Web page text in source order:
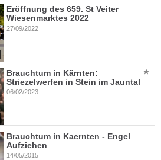
Eröffnung des 659. St Veiter
Wiesenmarktes 2022
27/09/2022
Brauchtum in Kärnten:
Striezelwerfen in Stein im Jauntal
06/02/2023
Brauchtum in Kaernten - Engel
Aufziehen
14/05/2015